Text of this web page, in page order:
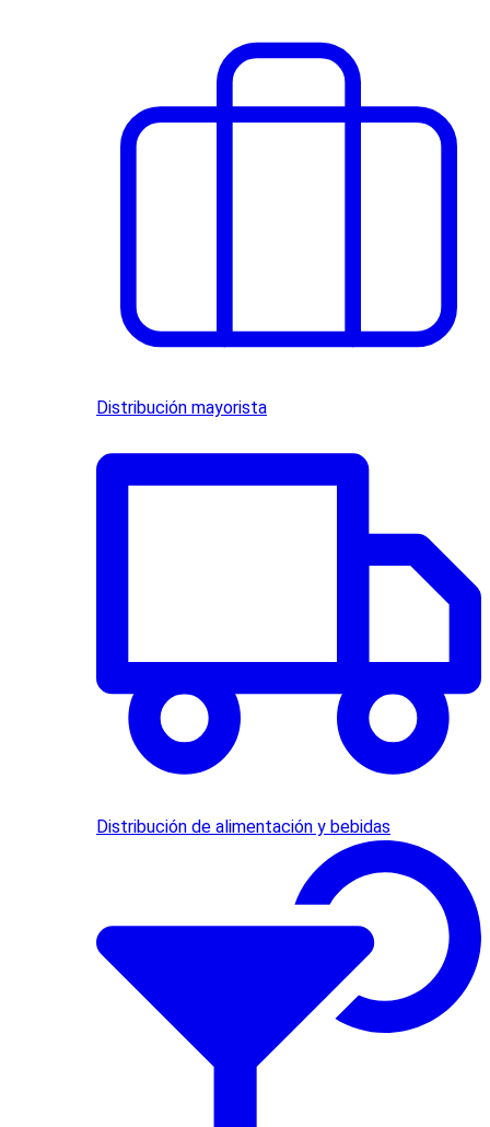
Distribución mayorista
Distribución de alimentación y bebidas